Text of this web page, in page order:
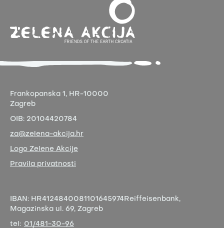
Frankopanska 1, HR-10000
Zagreb
OIB: 20104420784
za@zelena-akcija.hr
Logo Zelene Akcije
Pravila privatnosti
IBAN: HR4124840081101645974 Reiffeisenbank,
Magazinska ul. 69, Zagreb
tel: 01/481-30-96